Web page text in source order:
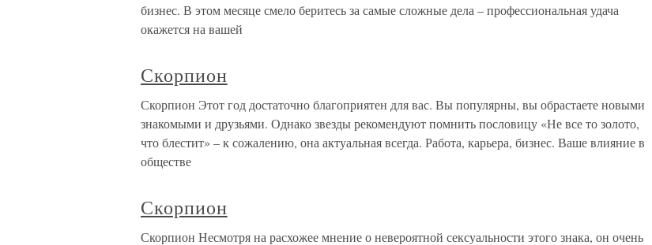
бизнес. В этом месяце смело беритесь за самые сложные дела – профессиональная удача
окажется на вашей
Скорпион
Скорпион Этот год достаточно благоприятен для вас. Вы популярны, вы обрастаете новыми
знакомыми и друзьями. Однако звезды рекомендуют помнить пословицу «Не все то золото,
что блестит» – к сожалению, она актуальная всегда. Работа, карьера, бизнес. Ваше влияние в
обществе
Скорпион
Скорпион Несмотря на расхожее мнение о невероятной сексуальности этого знака, он очень